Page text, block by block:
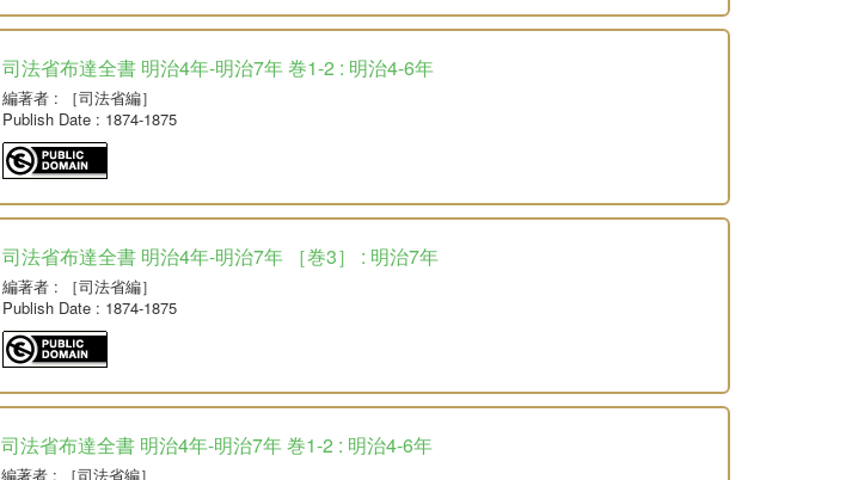
司法省布達全書 明治4年-明治7年 巻1-2 : 明治4-6年
編著者: ［司法省編］
Publish Date: 1874-1875
司法省布達全書 明治4年-明治7年 ［巻3］ : 明治7年
編著者: ［司法省編］
Publish Date: 1874-1875
司法省布達全書 明治4年-明治7年 巻1-2 : 明治4-6年
編著者: ［司法省編］